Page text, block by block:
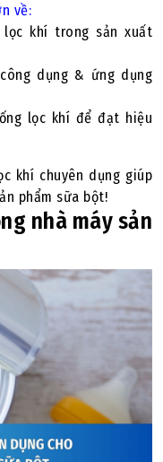
về:
lọc khí trong sản xuất
dụng & ứng dụng
lọc khí để đạt hiệu
khí chuyên dụng giúp
phẩm sữa bột!
nhà máy sản